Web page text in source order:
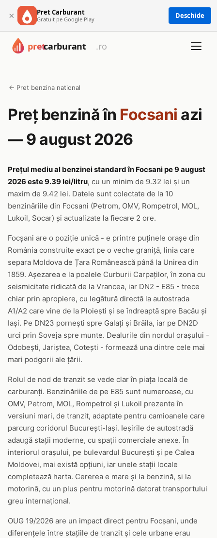
× Pret Carburant
Gratuit pe Google Play Deschide
← Pret benzina national
Preț benzină în Focsani azi
— 9 august 2026
Prețul mediu al benzinei standard în Focsani pe 9 august
2026 este 9.39 lei/litru, cu un minim de 9.32 lei și un
maxim de 9.42 lei. Datele sunt colectate de la 10
benzinăriile din Focsani (Petrom, OMV, Rompetrol, MOL,
Lukoil, Socar) și actualizate la fiecare 2 ore.
Focșani are o poziție unică - e printre puținele orașe din
România construite exact pe o veche graniță, linia care
separa Moldova de Țara Românească până la Unirea din
1859. Așezarea e la poalele Curburii Carpaților, în zona cu
seismicitate ridicată de la Vrancea, iar DN2 - E85 - trece
chiar prin apropiere, cu legătură directă la autostrada
A1/A2 care vine de la Ploiești și se îndreaptă spre Bacău și
Iași. Pe DN23 pornești spre Galați și Brăila, iar pe DN2D
urci prin Soveja spre munte. Dealurile din nordul orașului -
Odobești, Jariștea, Cotești - formează una dintre cele mai
mari podgorii ale țării.
Rolul de nod de tranzit se vede clar în piața locală de
carburanți. Benzinăriile de pe E85 sunt numeroase, cu
OMV, Petrom, MOL, Rompetrol și Lukoil prezente în
versiuni mari, de tranzit, adaptate pentru camioanele care
parcurg coridorul București-Iași. Ieșirile de autostradă
adaugă stații moderne, cu spații comerciale anexe. În
interiorul orașului, pe bulevardul București și pe Calea
Moldovei, mai există opțiuni, iar unele stații locale
completează harta. Cererea e mare și la benzină, și la
motorină, cu un plus pentru motorină datorat transportului
greu internațional.
OUG 19/2026 are un impact direct pentru Focșani, unde
diferențele între stațiile de tranzit și cele urbane erau